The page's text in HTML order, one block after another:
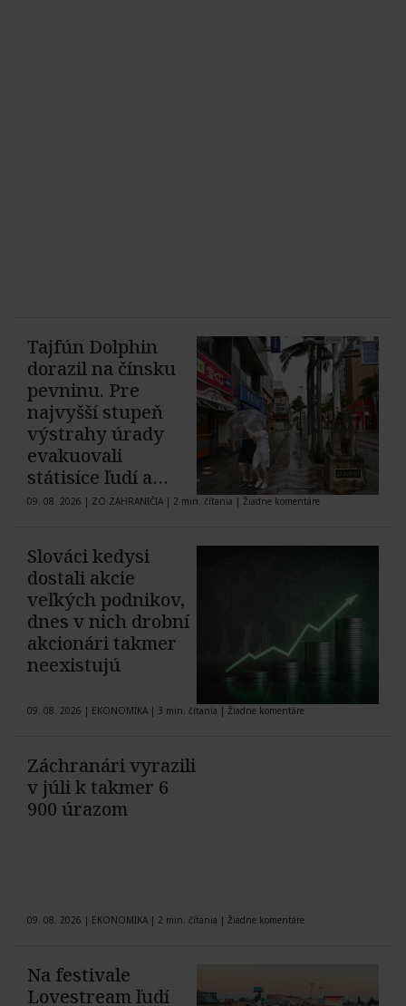
Tajfún Dolphin
dorazil na čínsku
pevninu. Pre
najvyšší stupeň
výstrahy úrady
evakuovali
státisíce ľudí a
zrušili tisícky letov
09. 08. 2026 | ZO ZAHRANIČIA | 2 min. čítania | Žiadne komentáre
Slováci kedysi
dostali akcie
veľkých podnikov,
dnes v nich drobní
akcionári takmer
neexistujú
09. 08. 2026 | EKONOMIKA | 3 min. čítania | Žiadne komentáre
Záchranári vyrazili
v júli k takmer 6
900 úrazom
09. 08. 2026 | EKONOMIKA | 2 min. čítania | Žiadne komentáre
Na festivale
Lovestream ľudí